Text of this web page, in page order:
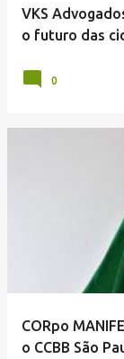
VKS
o futuro das
0
CORpo
o CCBB São